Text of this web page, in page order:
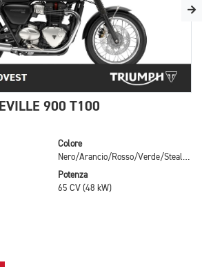
900 T100
Colore
Nero/Arancio/Rosso/Verde/Stealth Edition
Potenza
65 CV (48 kW)